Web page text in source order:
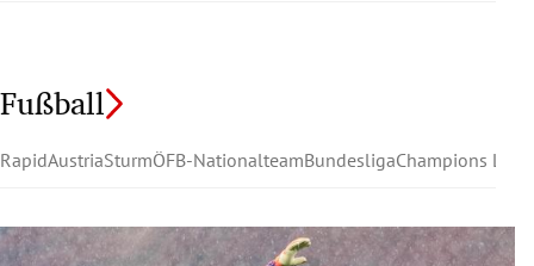
Fußball
RapidAustriaSturmÖFB-NationalteamBundesligaChampions